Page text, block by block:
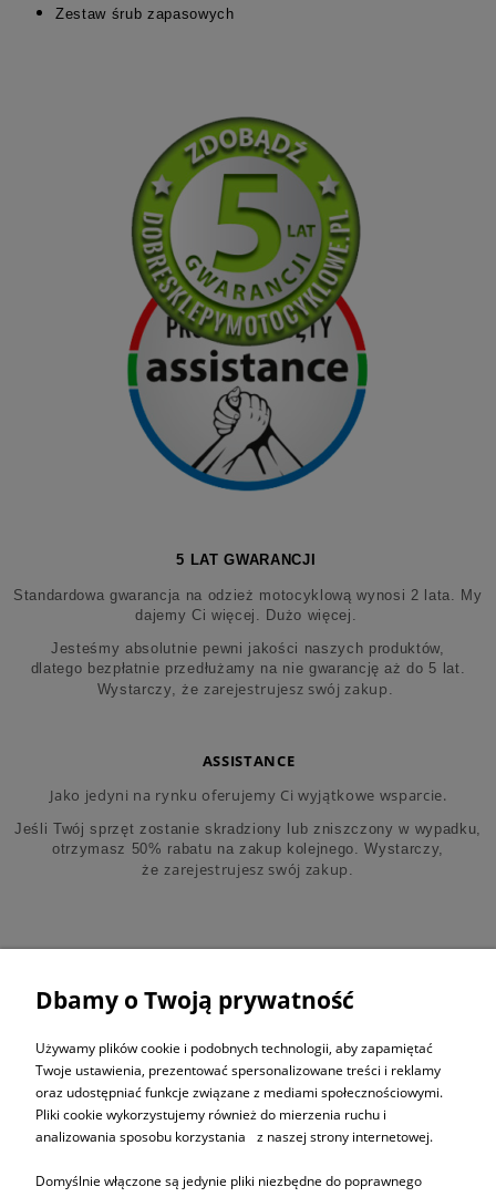
Zestaw śrub zapasowych
5 LAT GWARANCJI
Standardowa gwarancja na odzież motocyklową wynosi 2 lata. My
dajemy Ci więcej. Dużo więcej.
Jesteśmy absolutnie pewni jakości naszych produktów,
dlatego bezpłatnie przedłużamy na nie gwarancję aż do 5 lat.
Wystarczy, żezarejestrujesz swój zakup .
ASSISTANCE
Jako jedyni na rynku oferujemy Ci wyjątkowe wsparcie.
Jeśli Twój sprzęt zostanie skradziony lub zniszczony w wypadku,
otrzymasz 50% rabatu na zakup kolejnego. Wystarczy,
żezarejestrujesz swój zakup .
ZAPISZ SIĘ DO
NEWSLETTERA
Dbamy o Twoją prywatność
Używamy plików cookie i podobnych technologii, aby zapamiętać
Twoje ustawienia, prezentować spersonalizowane treści i reklamy
oraz udostępniać funkcje związane z mediami społecznościowymi.
Pliki cookie wykorzystujemy również do mierzenia ruchu i
analizowania sposobu korzystania z naszej strony internetowej.
Domyślnie włączone są jedynie pliki niezbędne do poprawnego